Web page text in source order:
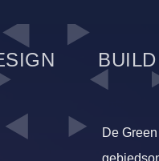
BUILD
De